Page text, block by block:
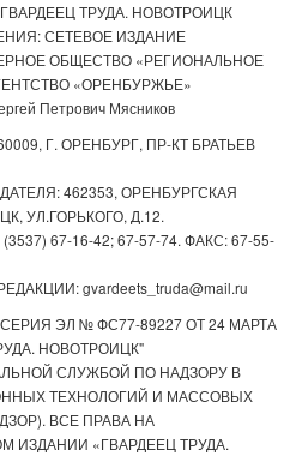
ТРУДА. НОВОТРОИЦК
СЕТЕВОЕ ИЗДАНИЕ
ОБЩЕСТВО «РЕГИОНАЛЬНОЕ
«ОРЕНБУРЖЬЕ»
Петрович Мясников
Г. ОРЕНБУРГ, ПР-КТ БРАТЬЕВ
462353, ОРЕНБУРГСКАЯ
УЛ.ГОРЬКОГО, Д.12.
67-16-42; 67-57-74. ФАКС: 67-55-
gvardeets_truda@mail.ru
ЭЛ № ФС77-89227 ОТ 24 МАРТА
НОВОТРОИЦК"
СЛУЖБОЙ ПО НАДЗОРУ В
ТЕХНОЛОГИЙ И МАССОВЫХ
ВСЕ ПРАВА НА
ИЗДАНИИ «ГВАРДЕЕЦ ТРУДА.